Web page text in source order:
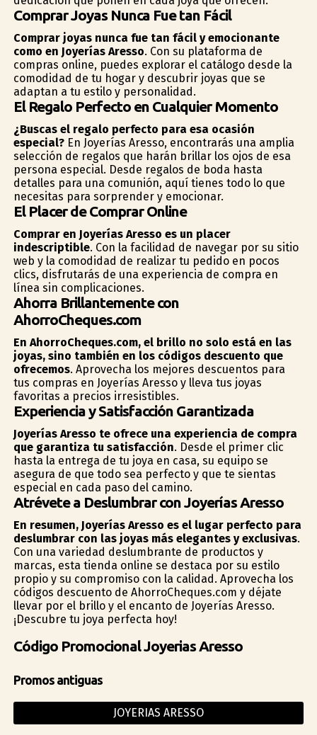
Comprar Joyas Nunca Fue tan Fácil
Comprar joyas nunca fue tan fácil y emocionante
como en Joyerías Aresso. Con su plataforma de
compras online, puedes explorar el catálogo desde la
comodidad de tu hogar y descubrir joyas que se
adaptan a tu estilo y personalidad.
El Regalo Perfecto en Cualquier Momento
¿Buscas el regalo perfecto para esa ocasión
especial?En Joyerías Aresso, encontrarás una amplia
selección de regalos que harán brillar los ojos de esa
persona especial. Desde regalos de boda hasta
detalles para una comunión, aquí tienes todo lo que
necesitas para sorprender y emocionar.
El Placer de Comprar Online
Comprar en Joyerías Aresso es un placer
indescriptible. Con la facilidad de navegar por su sitio
web y la comodidad de realizar tu pedido en pocos
clics, disfrutarás de una experiencia de compra en
línea sin complicaciones.
Ahorra Brillantemente con
AhorroCheques.com
En AhorroCheques.com, el brillo no solo está en las
joyas, sino también en los códigos descuento que
ofrecemos. Aprovecha los mejores descuentos para
tus compras en Joyerías Aresso y lleva tus joyas
favoritas a precios irresistibles.
Experiencia y Satisfacción Garantizada
Joyerías Aresso te ofrece una experiencia de compra
que garantiza tu satisfacción. Desde el primer clic
hasta la entrega de tu joya en casa, su equipo se
asegura de que todo sea perfecto y que te sientas
especial en cada paso del camino.
Atrévete a Deslumbrar con Joyerías Aresso
En resumen, Joyerías Aresso es el lugar perfecto para
deslumbrar con las joyas más elegantes y exclusivas.
Con una variedad deslumbrante de productos y
marcas, esta tienda online se destaca por su estilo
propio y su compromiso con la calidad. Aprovecha los
códigos descuento de AhorroCheques.com y déjate
llevar por el brillo y el encanto de Joyerías Aresso.
¡Descubre tu joya perfecta hoy!
Código Promocional Joyerias Aresso
Promos antiguas
JOYERIAS ARESSO